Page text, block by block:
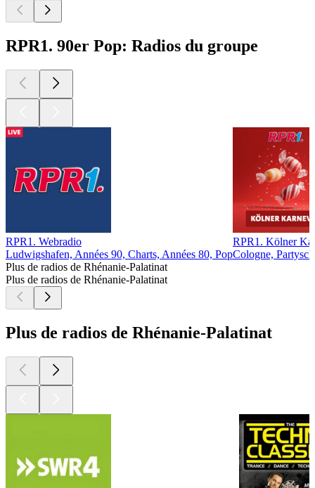
RPR1. 90er Pop: Radios du groupe
RPR1. Webradio
Ludwigshafen, Années 90, Charts, Années 80, Pop
RPR1. Kölner
Cologne,
Plus de radios de Rhénanie-Palatinat
Plus de radios de Rhénanie-Palatinat
Plus de radios de Rhénanie-Palatinat